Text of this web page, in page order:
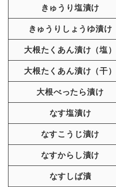
きゅうり塩漬け
きゅうりしょうゆ漬け
大根たくあん漬け（塩）
大根たくあん漬け（干）
大根べったら漬け
なす塩漬け
なすこうじ漬け
なすからし漬け
なすしば漬